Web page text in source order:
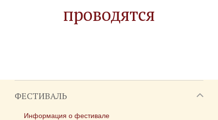
проводятся
ФЕСТИВАЛЬ
Информация о фестивале